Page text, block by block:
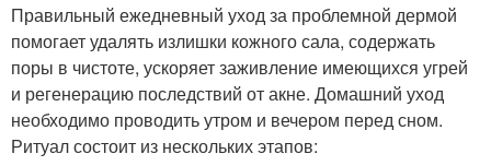
Маска с яйцом Маски от прыщей
Маски на основе Маска для лица
Правильный ежедневный уход за проблемной дермой
помогает удалять излишки кожного сала, содержать
поры в чистоте, ускоряет заживление имеющихся угрей
и регенерацию последствий от акне. Домашний уход
необходимо проводить утром и вечером перед сном.
Ритуал состоит из нескольких этапов: